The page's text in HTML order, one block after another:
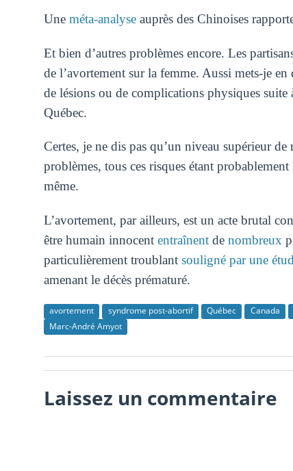
Une méta-analyseauprès des Chinoises
Et bien d’autres problèmes encore. Les
de l’avortement sur la femme. Aussi mets-je
de lésions ou de complications physiques
Québec.
Certes, je ne dis pas qu’un niveau supérieur
problèmes, tous ces risques étant
même.
L’avortement, par ailleurs, est un acte brutal
être humain innocent entraînentde nombreux
particulièrement troublant souligné par une
amenant le décès prématuré.
avortement syndrome post-abortif Québec Canada
Marc-André Amyot
Laissez un commentaire